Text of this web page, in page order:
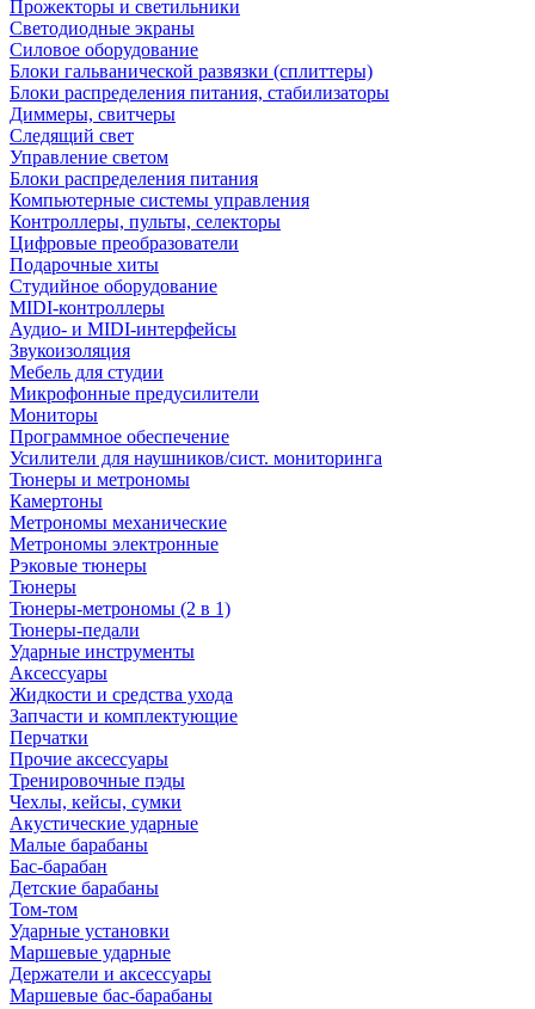
Прожекторы и светильники
Светодиодные экраны
Силовое оборудование
Блоки гальванической развязки (сплиттеры)
Блоки распределения питания, стабилизаторы
Диммеры, свитчеры
Следящий свет
Управление светом
Блоки распределения питания
Компьютерные системы управления
Контроллеры, пульты, селекторы
Цифровые преобразователи
Подарочные хиты
Студийное оборудование
MIDI-контроллеры
Аудио- и MIDI-интерфейсы
Звукоизоляция
Мебель для студии
Микрофонные предусилители
Мониторы
Программное обеспечение
Усилители для наушников/сист. мониторинга
Тюнеры и метрономы
Камертоны
Метрономы механические
Метрономы электронные
Рэковые тюнеры
Тюнеры
Тюнеры-метрономы (2 в 1)
Тюнеры-педали
Ударные инструменты
Аксессуары
Жидкости и средства ухода
Запчасти и комплектующие
Перчатки
Прочие аксессуары
Тренировочные пэды
Чехлы, кейсы, сумки
Акустические ударные
Mалые барабаны
Бас-барабан
Детские барабаны
Том-том
Ударные установки
Маршевые ударные
Держатели и аксессуары
Маршевые бас-барабаны